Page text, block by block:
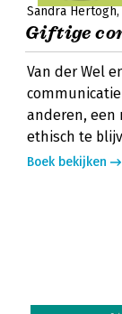
Sandra Hertogh
Giftige
Van der Wel
anderen, een
ethisch te
Boek bekijken